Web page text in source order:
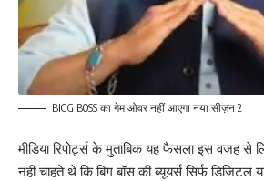
BIGG BOSS का गेम ओवर नहीं आएगा नया सीज़न 2
मीडिया रिपोर्ट्स के मुताबिक यह फैसला इस वजह से
नहीं चाहते थे कि बिग बॉस की ब्यूयर्स सिर्फ डिजिटल